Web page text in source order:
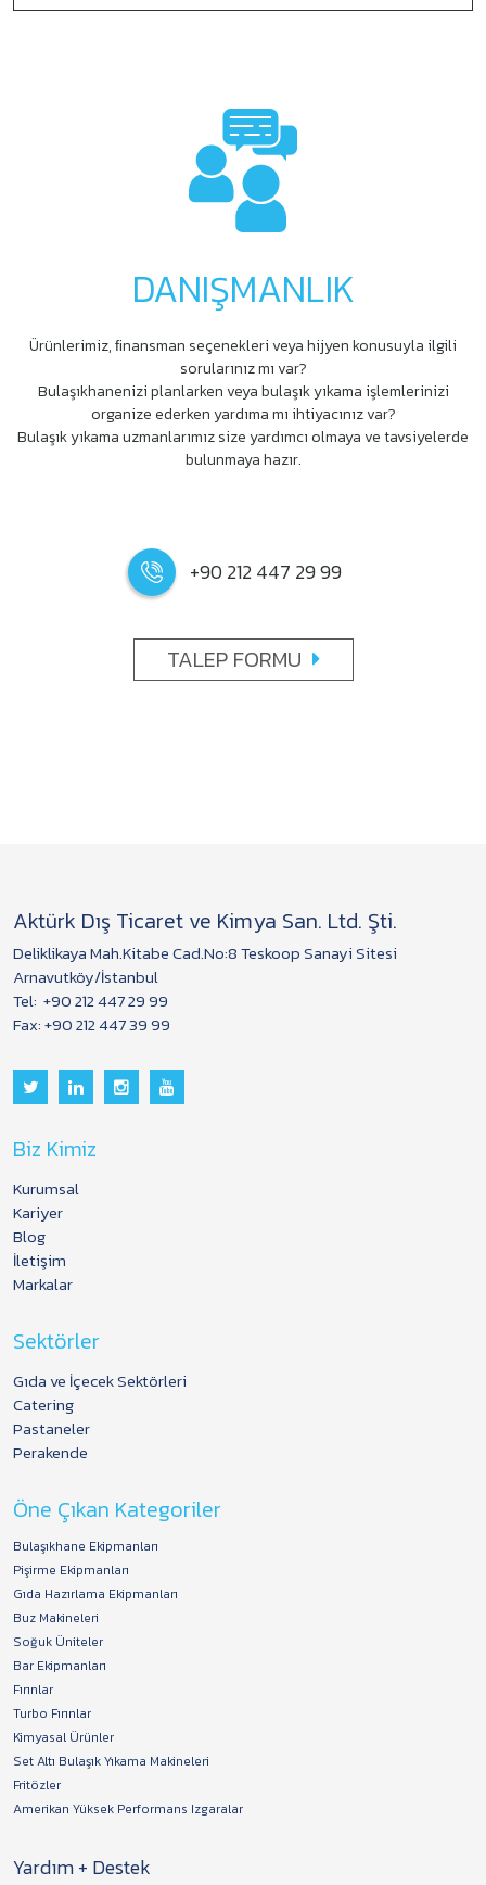
DANIŞMANLIK
Ürünlerimiz, ﬁnansman seçenekleri veya hijyen konusuyla ilgili
sorularınız mı var?
Bulaşıkhanenizi planlarken veya bulaşık yıkama işlemlerinizi
organize ederken yardıma mı ihtiyacınız var?
Bulaşık yıkama uzmanlarımız size yardımcı olmaya ve tavsiyelerde
bulunmaya hazır.
+90 212 447 29 99
TALEP FORMU
Aktürk Dış Ticaret ve Kimya San. Ltd. Şti.
Deliklikaya Mah.Kitabe Cad.No:8 Teskoop Sanayi Sitesi
Arnavutköy/İstanbul
Tel: +90 212 447 29 99
Fax: +90 212 447 39 99
Biz Kimiz
Kurumsal
Kariyer
Blog
İletişim
Markalar
Sektörler
Gıda ve İçecek Sektörleri
Catering
Pastaneler
Perakende
Öne Çıkan Kategoriler
Bulaşıkhane Ekipmanları
Pişirme Ekipmanları
Gıda Hazırlama Ekipmanları
Buz Makineleri
Soğuk Üniteler
Bar Ekipmanları
Fırınlar
Turbo Fırınlar
Kimyasal Ürünler
Set Altı Bulaşık Yıkama Makineleri
Fritözler
Amerikan Yüksek Performans Izgaralar
Yardım + Destek